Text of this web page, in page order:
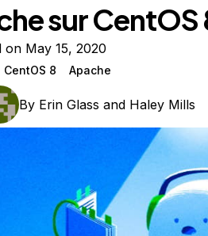
sur CentOS
on May 15, 2020
CentOS 8 Apache
By Erin Glass and Haley Mills